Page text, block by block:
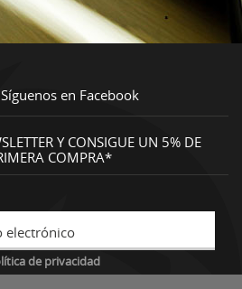
Síguenos en Facebook
Y CONSIGUE UN 5% DE
COMPRA*
electrónico
de privacidad